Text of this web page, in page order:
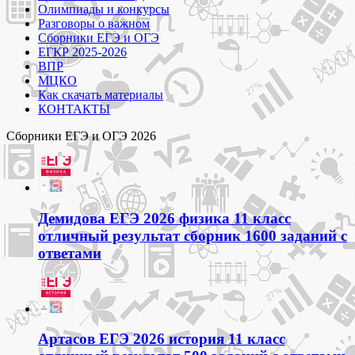
Олимпиады и конкурсы
Разговоры о важном
Сборники ЕГЭ и ОГЭ
ЕГКР 2025-2026
ВПР
МЦКО
Как скачать материалы
КОНТАКТЫ
Сборники ЕГЭ и ОГЭ 2026
Демидова ЕГЭ 2026 физика 11 класс
отличный результат сборник 1600 заданий с
ответами
Артасов ЕГЭ 2026 история 11 класс